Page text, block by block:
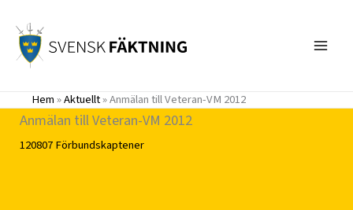
innehåll
Hem»Aktuellt»Anmälan till Veteran-VM 2012
Anmälan till Veteran-VM 2012
120807Förbundskaptener